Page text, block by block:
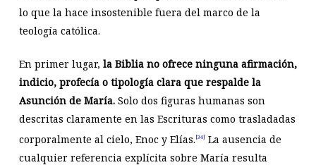
lo que la hace insostenible fuera del marco de la
teología católica.
En primer lugar, la Biblia no ofrece ninguna afirmación,
indicio, profecía o tipología clara que respalde la
Asunción de María.Solo dos figuras humanas son
descritas claramente en las Escrituras como trasladadas
corporalmente al cielo, Enoc y Elías. [34]
La ausencia de
cualquier referencia explícita sobre María resulta